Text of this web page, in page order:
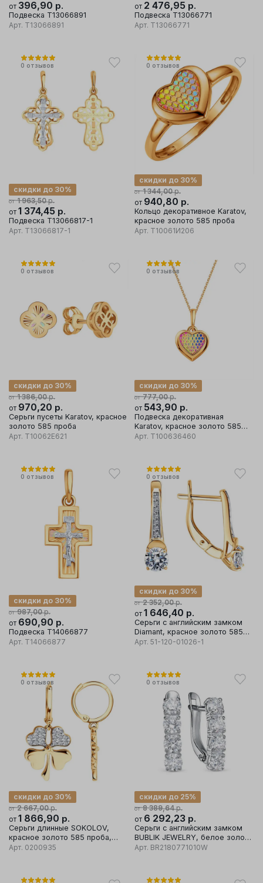
от 396,90 р.
Подвеска Т13066891
Арт. Т13066891
от 2 476,95 р.
Подвеска Т13066771
Арт. Т13066771
0 отзывов
от 1 963,50р.
скидки до 30%
от 1 374,45 р.
Подвеска Т13066817-1
Арт. Т13066817-1
0 отзывов
от 1 344,00р.
скидки до 30%
от 940,80 р.
Кольцо декоративное Karatov,
красное золото 585 проба
Арт. Т10061И206
0 отзывов
от 1 386,00р.
скидки до 30%
от 970,20 р.
Серьги пусеты Karatov, красное
золото 585 проба
Арт. Т10062Е621
0 отзывов
от 777,00р.
скидки до 30%
от 543,90 р.
Подвеска декоративная
Karatov, красное золото 585
проба
Арт. Т100636460
0 отзывов
от 987,00р.
скидки до 30%
от 690,90 р.
Подвеска Т14066877
Арт. Т14066877
0 отзывов
от 2 352,00р.
скидки до 30%
от 1 646,40 р.
Серьги с английским замком
Diamant, красное золото 585
проба, вставка фианит
Арт. 51-120-01026-1
0 отзывов
от 2 667,00р.
скидки до 30%
от 1 866,90 р.
Серьги длинные SOKOLOV,
красное золото 585 проба,
вставка фианит
Арт. 0200935
0 отзывов
от 8 389,64р.
скидки до 25%
от 6 292,23 р.
Серьги с английским замком
BUBLIK JEWELRY, белое золото
585 проба, вставка бриллиант
Арт. BR2180771010W